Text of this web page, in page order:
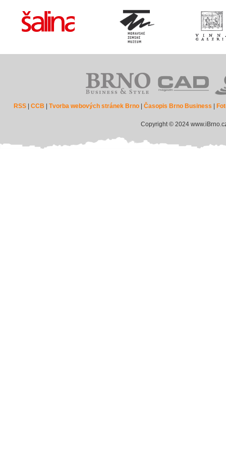
RSS |CCB |Tvorba webových stránek Brno |Časopis Brno Business
Copyright © 2024